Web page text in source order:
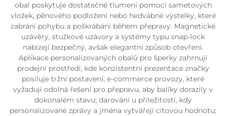
obal poskytuje dostatečné tlumení pomocí sametových
vložek, pěnového podložení nebo hedvábné výstelky, které
zabrání pohybu a poškrábání během přepravy. Magnetické
uzávěry, stužkové uzávory a systémy typu snap-lock
nabízejí bezpečný, avšak elegantní způsob otevření.
Aplikace personalizovaných obalů pro šperky zahrnují
prodejní prostředí, kde konzistentní prezentace značky
posiluje tržní postavení; e-commerce provozy, které
vyžadují odolná řešení pro přepravu, aby balíky dorazily v
dokonalém stavu; darování u příležitostí, kdy
personalizované zprávy a jména vytvářejí citovou hodnotu;